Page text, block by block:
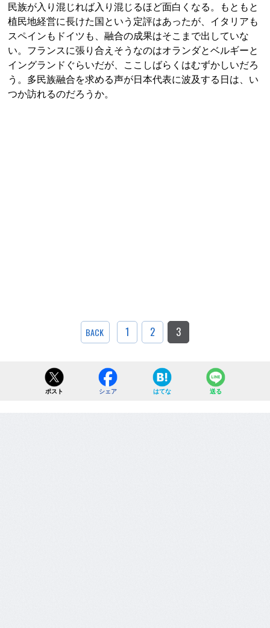
民族が入り混じれば入り混じるほど面白くなる。もともと
植民地経営に長けた国という定評はあったが、イタリアも
スペインもドイツも、融合の成果はそこまで出していな
い。フランスに張り合えそうなのはオランダとベルギーと
イングランドぐらいだが、ここしばらくはむずかしいだろ
う。多民族融合を求める声が日本代表に波及する日は、い
つか訪れるのだろうか。
BACK 1 2 3
ポスト シェア はてな 送る